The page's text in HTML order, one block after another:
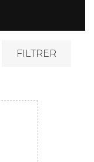
FILTRER